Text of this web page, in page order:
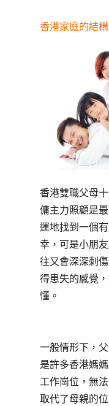
香港家庭的結構
香港雙職父母
傭主力照顧是
運地找到一個
幸，可是小朋
往又會深深刺
得患失的感覺
懂。
一般情形下，
是許多香港媽
工作崗位，無
取代了母親的